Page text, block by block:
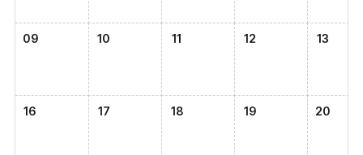
09 10 11 12 13
16 17 18 19 20